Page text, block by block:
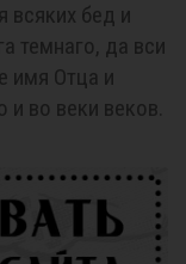
всяких бед и
темнаго, да вси
имя Отца и
во веки веков.